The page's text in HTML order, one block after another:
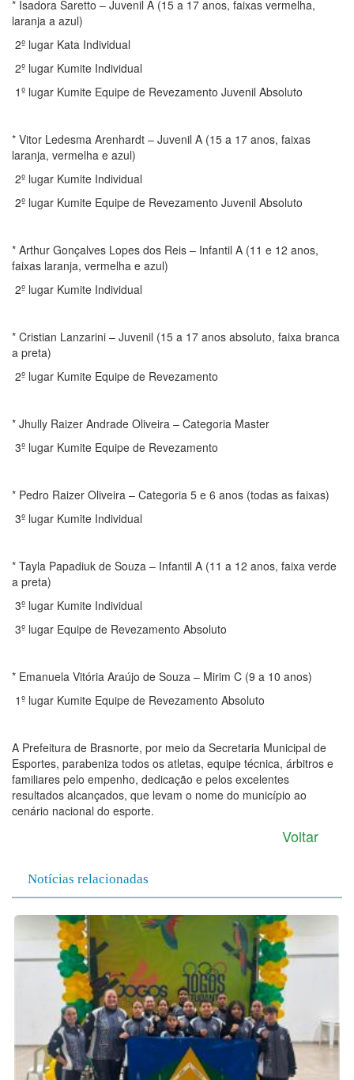
* Isadora Saretto – Juvenil A (15 a 17 anos, faixas vermelha,
laranja a azul)
2º lugar Kata Individual
2º lugar Kumite Individual
1º lugar Kumite Equipe de Revezamento Juvenil Absoluto
* Vitor Ledesma Arenhardt – Juvenil A (15 a 17 anos, faixas
laranja, vermelha e azul)
2º lugar Kumite Individual
2º lugar Kumite Equipe de Revezamento Juvenil Absoluto
* Arthur Gonçalves Lopes dos Reis – Infantil A (11 e 12 anos,
faixas laranja, vermelha e azul)
2º lugar Kumite Individual
* Cristian Lanzarini – Juvenil (15 a 17 anos absoluto, faixa branca
a preta)
2º lugar Kumite Equipe de Revezamento
* Jhully Raizer Andrade Oliveira – Categoria Master
3º lugar Kumite Equipe de Revezamento
* Pedro Raizer Oliveira – Categoria 5 e 6 anos (todas as faixas)
3º lugar Kumite Individual
* Tayla Papadiuk de Souza – Infantil A (11 a 12 anos, faixa verde
a preta)
3º lugar Kumite Individual
3º lugar Equipe de Revezamento Absoluto
* Emanuela Vitória Araújo de Souza – Mirim C (9 a 10 anos)
1º lugar Kumite Equipe de Revezamento Absoluto
A Prefeitura de Brasnorte, por meio da Secretaria Municipal de
Esportes, parabeniza todos os atletas, equipe técnica, árbitros e
familiares pelo empenho, dedicação e pelos excelentes
resultados alcançados, que levam o nome do município ao
cenário nacional do esporte.
Voltar
Notícias relacionadas